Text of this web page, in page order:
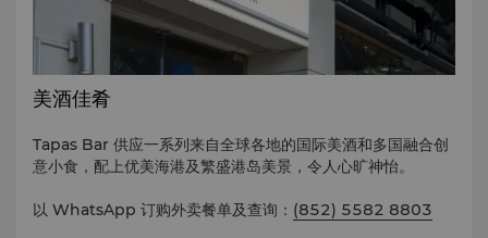
美酒佳肴
Tapas Bar 供应一系列来自全球各地的国际美酒和多国融合创
意小食，配上优美海港及繁盛港岛美景，令人心旷神怡。
以 WhatsApp 订购外卖餐单及查询： (852) 5582 8803